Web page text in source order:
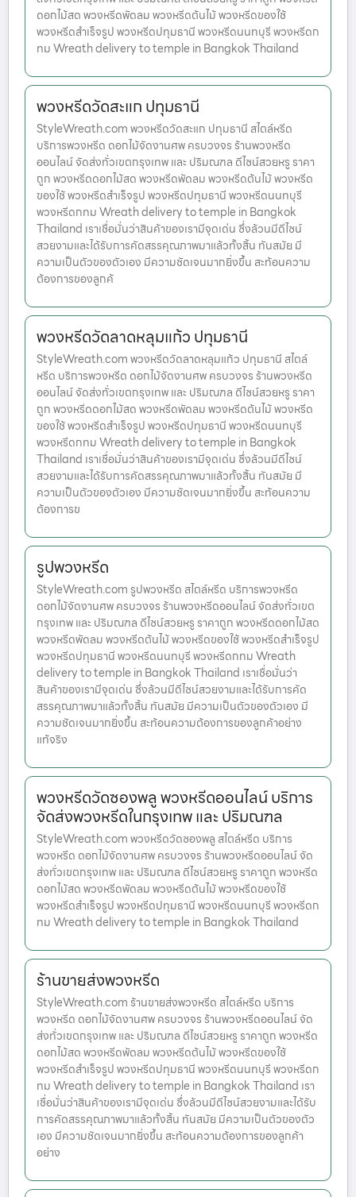
ดอกไม้สด พวงหรีดพัดลม พวงหรีดต้นไม้ พวงหรีดของใช้
พวงหรีดสำเร็จรูป พวงหรีดปทุมธานี พวงหรีดนนทบุรี พวงหรีดก
ทม Wreath delivery to temple in Bangkok Thailand
พวงหรีดวัดสะแก ปทุมธานี
StyleWreath.com พวงหรีดวัดสะแก ปทุมธานี สไตล์หรีด
บริการพวงหรีด ดอกไม้จัดงานศพ ครบวงจร ร้านพวงหรีด
ออนไลน์ จัดส่งทั่วเขตกรุงเทพ และ ปริมณฑล ดีไซน์สวยหรู ราคา
ถูก พวงหรีดดอกไม้สด พวงหรีดพัดลม พวงหรีดต้นไม้ พวงหรีด
ของใช้ พวงหรีดสำเร็จรูป พวงหรีดปทุมธานี พวงหรีดนนทบุรี
พวงหรีดกทม Wreath delivery to temple in Bangkok
Thailand เราเชื่อมั่นว่าสินค้าของเรามีจุดเด่น ซึ่งล้วนมีดีไซน์
สวยงามและได้รับการคัดสรรคุณภาพมาแล้วทั้งสิ้น ทันสมัย มี
ความเป็นตัวของตัวเอง มีความชัดเจนมากยิ่งขึ้น สะท้อนความ
ต้องการของลูกค้
พวงหรีดวัดลาดหลุมแก้ว ปทุมธานี
StyleWreath.com พวงหรีดวัดลาดหลุมแก้ว ปทุมธานี สไตล์
หรีด บริการพวงหรีด ดอกไม้จัดงานศพ ครบวงจร ร้านพวงหรีด
ออนไลน์ จัดส่งทั่วเขตกรุงเทพ และ ปริมณฑล ดีไซน์สวยหรู ราคา
ถูก พวงหรีดดอกไม้สด พวงหรีดพัดลม พวงหรีดต้นไม้ พวงหรีด
ของใช้ พวงหรีดสำเร็จรูป พวงหรีดปทุมธานี พวงหรีดนนทบุรี
พวงหรีดกทม Wreath delivery to temple in Bangkok
Thailand เราเชื่อมั่นว่าสินค้าของเรามีจุดเด่น ซึ่งล้วนมีดีไซน์
สวยงามและได้รับการคัดสรรคุณภาพมาแล้วทั้งสิ้น ทันสมัย มี
ความเป็นตัวของตัวเอง มีความชัดเจนมากยิ่งขึ้น สะท้อนความ
ต้องการข
รูปพวงหรีด
StyleWreath.com รูปพวงหรีด สไตล์หรีด บริการพวงหรีด
ดอกไม้จัดงานศพ ครบวงจร ร้านพวงหรีดออนไลน์ จัดส่งทั่วเขต
กรุงเทพ และ ปริมณฑล ดีไซน์สวยหรู ราคาถูก พวงหรีดดอกไม้สด
พวงหรีดพัดลม พวงหรีดต้นไม้ พวงหรีดของใช้ พวงหรีดสำเร็จรูป
พวงหรีดปทุมธานี พวงหรีดนนทบุรี พวงหรีดกทม Wreath
delivery to temple in Bangkok Thailand เราเชื่อมั่นว่า
สินค้าของเรามีจุดเด่น ซึ่งล้วนมีดีไซน์สวยงามและได้รับการคัด
สรรคุณภาพมาแล้วทั้งสิ้น ทันสมัย มีความเป็นตัวของตัวเอง มี
ความชัดเจนมากยิ่งขึ้น สะท้อนความต้องการของลูกค้าอย่าง
แท้จริง
พวงหรีดวัดซองพลู พวงหรีดออนไลน์ บริการ
จัดส่งพวงหรีดในกรุงเทพ และ ปริมณฑล
StyleWreath.com พวงหรีดวัดซองพลู สไตล์หรีด บริการ
พวงหรีด ดอกไม้จัดงานศพ ครบวงจร ร้านพวงหรีดออนไลน์ จัด
ส่งทั่วเขตกรุงเทพ และ ปริมณฑล ดีไซน์สวยหรู ราคาถูก พวงหรีด
ดอกไม้สด พวงหรีดพัดลม พวงหรีดต้นไม้ พวงหรีดของใช้
พวงหรีดสำเร็จรูป พวงหรีดปทุมธานี พวงหรีดนนทบุรี พวงหรีดก
ทม Wreath delivery to temple in Bangkok Thailand
ร้านขายส่งพวงหรีด
StyleWreath.com ร้านขายส่งพวงหรีด สไตล์หรีด บริการ
พวงหรีด ดอกไม้จัดงานศพ ครบวงจร ร้านพวงหรีดออนไลน์ จัด
ส่งทั่วเขตกรุงเทพ และ ปริมณฑล ดีไซน์สวยหรู ราคาถูก พวงหรีด
ดอกไม้สด พวงหรีดพัดลม พวงหรีดต้นไม้ พวงหรีดของใช้
พวงหรีดสำเร็จรูป พวงหรีดปทุมธานี พวงหรีดนนทบุรี พวงหรีดก
ทม Wreath delivery to temple in Bangkok Thailand เรา
เชื่อมั่นว่าสินค้าของเรามีจุดเด่น ซึ่งล้วนมีดีไซน์สวยงามและได้รับ
การคัดสรรคุณภาพมาแล้วทั้งสิ้น ทันสมัย มีความเป็นตัวของตัว
เอง มีความชัดเจนมากยิ่งขึ้น สะท้อนความต้องการของลูกค้า
อย่าง